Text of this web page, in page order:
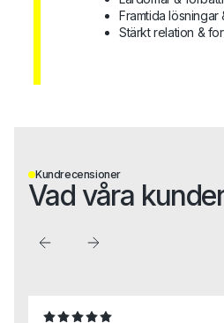
Framtida lösningar
Stärkt relation &
Kundrecensioner
Vad våra